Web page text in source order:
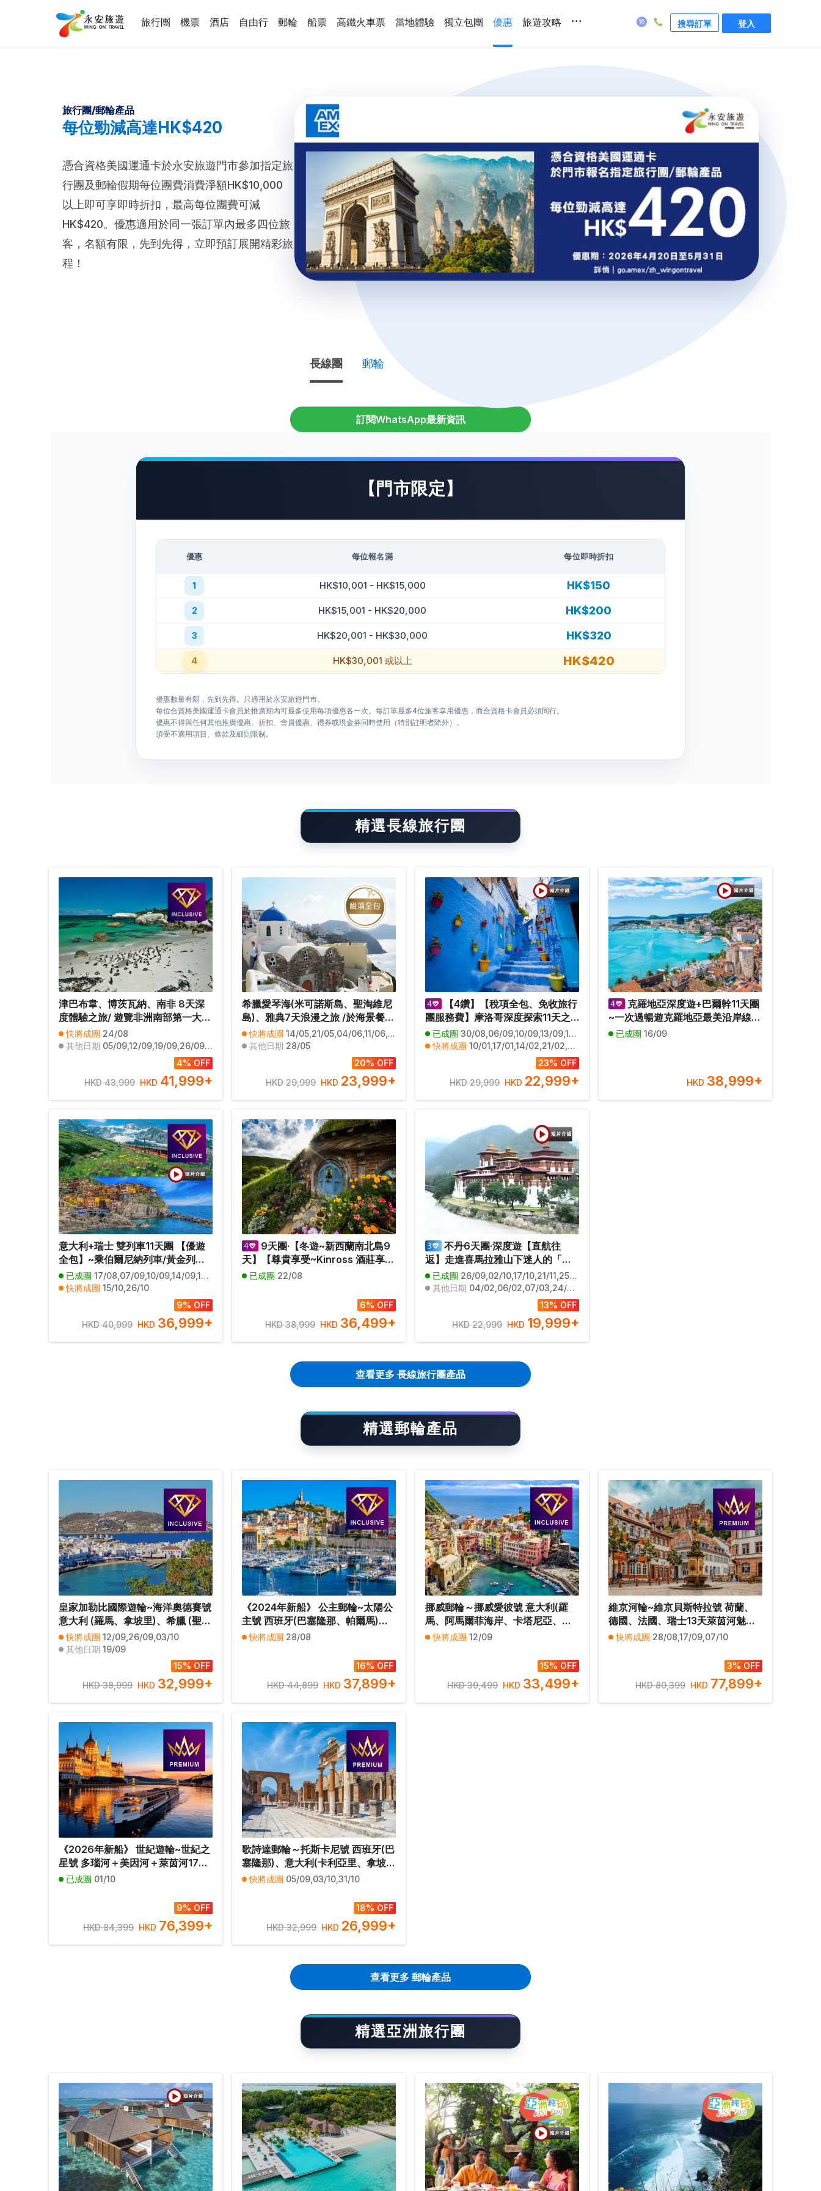
旅行團 機票 酒店 自由行 郵輪 船票 高鐵火車票 當地體驗 獨立包團 優惠 旅遊攻略 ... 搜尋訂單 登入
旅行團/郵輪產品
每位勁減高達HK$420
憑合資格美國運通卡於永安旅遊門市參加指定旅
行團及郵輪假期每位團費消費淨額HK$10,000
以上即可享即時折扣，最高每位團費可減
HK$420。優惠適用於同一張訂單內最多四位旅
客，名額有限，先到先得，立即預訂展開精彩旅
程！
長線團 郵輪
訂閱WhatsApp最新資訊
【門市限定】
優惠 每位報名滿 每位即時折扣
1 HK$10,001 - HK$15,000 HK$150
2 HK$15,001 - HK$20,000 HK$200
3 HK$20,001 - HK$30,000 HK$320
4 HK$30,001 或以上 HK$420
優惠數量有限，先到先得。只適用於永安旅遊門市。
每位合資格美國運通卡會員於推廣期內可最多使用每項優惠各一次。每訂單最多4位旅客享用優惠，而合資格卡會員必須同行。
優惠不得與任何其他推廣優惠、折扣、會員優惠、禮券或現金券同時使用（特別註明者除外）。
須受不適用項目、條款及細則限制。
精選長線旅行團
津巴布韋、博茨瓦納、南非 8天深
度體驗之旅/ 遊覽非洲南部第一大河
～贊比西河/進入高比野生動物保護
區，追蹤及近距離觀看野生動物／
品嚐原隻龍蝦、海鮮拼盤、【原隻
南非鮑魚】全鮑宴及薑蔥焗生蠔
【優遊全包】
快將成團 24/08
其他日期 05/09,12/09,19/09,26/09,03/10,10/10,17/10,10/04,17/04,24/04,01/05,08/05,15/05,22/05,29/05,05/06,12/06,19/06,03/07,10/07
4% OFF
HKD 43,999 HKD 41,999+
希臘愛琴海(米可諾斯島、聖淘維尼
島)、雅典7天浪漫之旅 /於海景餐廳
享用特色海鮮拼盤及品嘗希臘道地
傳統菜式:穆薩卡(Moussaka) , 希
臘沙律(Horiatiki salata)【稅項全
快將成團 14/05,21/05,04/06,11/06,18/06,25/06,02/07,20/08,27/08,03/09,10/09,17/09
其他日期 28/05
20% OFF
HKD 29,999 HKD 23,999+
【4鑽】【稅項全包、免收旅行
團服務費】摩洛哥深度探索11天之
旅 ｜住宿五星級酒店及安排住宿1晚
撒哈拉沙漠豪華營地｜到訪被譽為
「藍珍珠」摩洛哥山城~舍夫沙萬｜
安排乘坐四驅車前往體驗撒哈拉沙
漠探險之旅
已成團 30/08,06/09,10/09,13/09,19/09,20/09,27/09,04/10,07/10,10/10,11/10,12/10,14/10,18/10,25/10,01/11,08/11,15/11,22/11,29/11
快將成團 10/01,17/01,14/02,21/02,28/02,07/03,14/03,04/04,11/04,18/04,25/04,02/05,09/05,23/05,30/05,06/06,13/06,20/06,15/08,22/08
23% OFF
HKD 29,999 HKD 22,999+
克羅地亞深度遊+巴爾幹11天團
~一次過暢遊克羅地亞最美沿岸線~
杜布羅夫尼克、洛克魯姆島、斯普
已成團 16/09
HKD 38,999+
意大利+瑞士 雙列車11天團 【優遊
全包】~乘伯爾尼納列車/黃金列車/
齒軌火車登少女峰、歐洲最大萊茵
河瀑布、世界文化遺產五漁村、建
築奇蹟比薩、傳統黑醋地摩德納品
醋、著名冰川科莫湖、餐食全包/無
自費項目
已成團 17/08,07/09,10/09,14/09,17/09,21/09,28/09,08/10,12/10,22/10
快將成團 15/10,26/10
9% OFF
HKD 40,999 HKD 36,999+
9天團·【冬遊~新西蘭南北島9
天】【尊貴享受~Kinross 酒莊享用
豐富午餐及品嚐新西蘭葡萄酒/探索
比人村(魔戒拍攝場地)導覽之旅、觀
星之旅、乘坐厄恩斯勞號百年蒸汽
船(LNANW09U)
已成團 22/08
6% OFF
HKD 38,999 HKD 36,499+
不丹6天團·深度遊【直航往
返】走進喜馬拉雅山下迷人的「香
格里拉」/到訪世界十大寺廟之一～
虎穴寺/親身體驗試穿不丹傳統國服
及製作獨一無二的個人頭像郵票/參
觀最華麗及浪漫的普納卡宗【優遊
全包】
已成團 26/09,02/10,17/10,21/11,25/12,29/12
其他日期 04/02,06/02,07/03,24/03,26/03,03/04,13/05,29/06,21/08,16/09,01/10,25/12
13% OFF
HKD 22,999 HKD 19,999+
查看更多 長線旅行團產品
精選郵輪產品
皇家加勒比國際遊輪~海洋奧德賽號
意大利 (羅馬、拿坡里)、希臘 (聖淘
維尼島、米可諾斯島)、土耳其(古薩
達斯) 10天豪華郵輪假期【優遊全
快將成團 12/09,26/09,03/10
其他日期 19/09
15% OFF
HKD 38,999 HKD 32,999+
《2024年新船》 公主郵輪~太陽公
主號 西班牙(巴塞隆那、帕爾馬)、
法國(馬賽、科西嘉島)、 意大利 (熱
豪華郵輪假期【優遊全包】
快將成團 28/08
16% OFF
HKD 44,899 HKD 37,899+
挪威郵輪～挪威愛彼號 意大利(羅
馬、阿馬爾菲海岸、卡塔尼亞、佛
羅倫斯) 、 法國(尼斯、馬賽)、西班
快將成團 12/09
15% OFF
HKD 39,499 HKD 33,499+
維京河輪~維京貝斯特拉號 荷蘭、
德國、法國、瑞士13天萊茵河魅力
豪華郵輪假期【優遊緻選】
快將成團 28/08,17/09,07/10
3% OFF
HKD 80,399 HKD 77,899+
《2026年新船》 世紀遊輪~世紀之
星號 多瑙河＋美因河＋萊茵河17天
河輪假期【優遊緻選】
已成團 01/10
9% OFF
HKD 84,399 HKD 76,399+
歌詩達郵輪～托斯卡尼號 西班牙(巴
塞隆那)、意大利(卡利亞里、拿坡
里、羅馬、熱那亞)、 法國(馬賽)10
快將成團 05/09,03/10,31/10
18% OFF
HKD 32,999 HKD 26,999+
查看更多 郵輪產品
精選亞洲旅行團